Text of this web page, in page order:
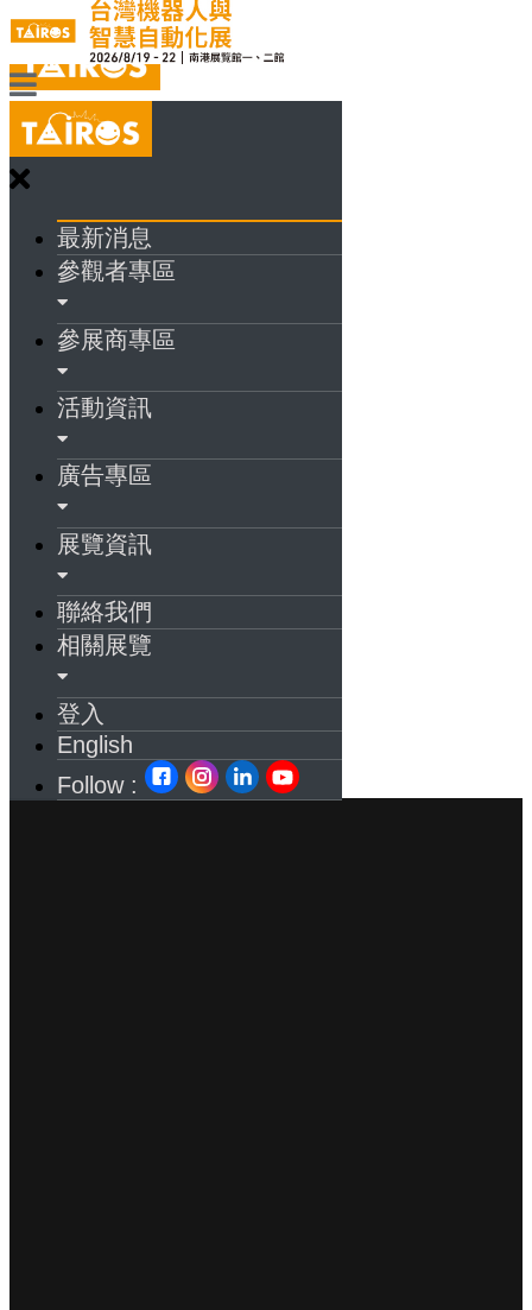
最新消息
參觀者專區
參展商專區
活動資訊
廣告專區
展覽資訊
聯絡我們
相關展覽
登入
English
Follow :